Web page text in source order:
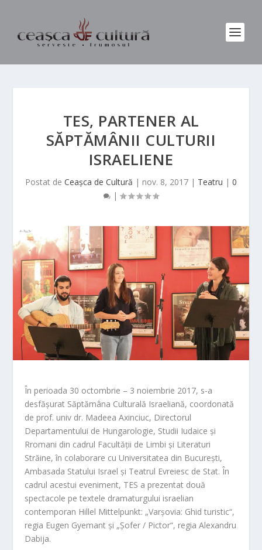
TES, PARTENER AL
SĂPTĂMÂNII CULTURII
ISRAELIENE
Postat de Ceașca de Cultură | nov. 8, 2017 | Teatru | 0
|
În perioada 30 octombrie – 3 noiembrie 2017, s-a
desfășurat Săptămâna Culturală Israeliană, coordonată
de prof. univ dr. Madeea Axinciuc, Directorul
Departamentului de Hungarologie, Studii Iudaice și
Rromani din cadrul Facultății de Limbi și Literaturi
Străine, în colaborare cu Universitatea din București,
Ambasada Statului Israel și Teatrul Evreiesc de Stat. În
cadrul acestui eveniment, TES a prezentat două
spectacole pe textele dramaturgului israelian
contemporan Hillel Mittelpunkt: „Varșovia: Ghid turistic“,
regia Eugen Gyemant și „Șofer / Pictor“, regia Alexandru
Dabija.